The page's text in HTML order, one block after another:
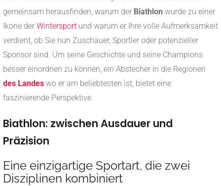
gemeinsam herausfinden, warum der Biathlon wurde zu einer
Ikone der Wintersport und warum er Ihre volle Aufmerksamkeit
verdient, ob Sie nun Zuschauer, Sportler oder potenzieller
Sponsor sind. Um seine Geschichte und seine Champions
besser einordnen zu können, ein Abstecher in die Regionen
des Landes wo er am beliebtesten ist, bietet eine
faszinierende Perspektive.
Biathlon: zwischen Ausdauer und
Präzision
Eine einzigartige Sportart, die zwei
Disziplinen kombiniert